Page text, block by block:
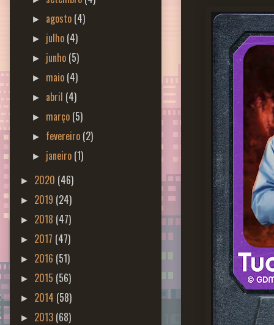
► agosto (4)
► julho (4)
► junho (5)
► maio (4)
► abril (4)
► março (5)
► fevereiro (2)
► janeiro (1)
► 2020 (46)
► 2019 (24)
► 2018 (47)
► 2017 (47)
► 2016 (51)
► 2015 (56)
► 2014 (58)
► 2013 (68)